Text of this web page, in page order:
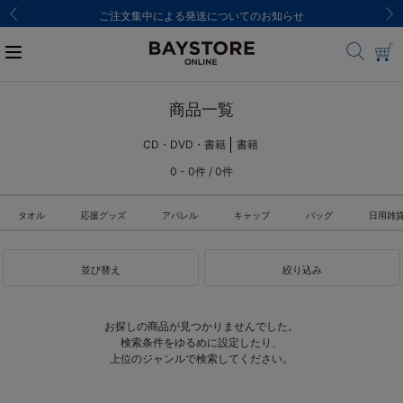
ご注文集中による発送についてのお知らせ
商品一覧
CD・DVD・書籍
書籍
0 - 0件 / 0件
タオル 応援グッズ アパレル キャップ バッグ 日用雑
並び替え 絞り込み
お探しの商品が見つかりませんでした。
検索条件をゆるめに設定したり、
上位のジャンルで検索してください。